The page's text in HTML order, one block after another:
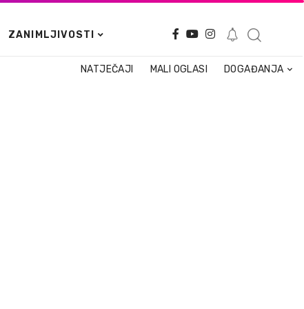
ZANIMLJIVOSTI
NATJEČAJI MALI OGLASI DOGAĐANJA